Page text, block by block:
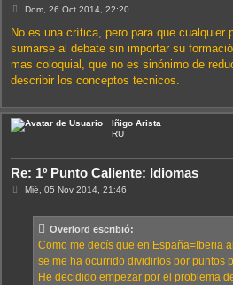
M
n
a
j
Dom, 26 Oct 2014, 22:20
No es una crítica, pero para que cualquier
sumarse al debate sin importar su
mas coloquial, que no es sinónimo de
describir los conceptos tecnicos.
Iñigo Arista
RU
Re: 1º Punto Caliente: Idiomas
MMié, 05 Nov 2014, 21:46
Overlord escribió:
Como me decís que en España=Iberia
se me ha ocurrido dividirlos por puntos
He decidido empezar por el problema